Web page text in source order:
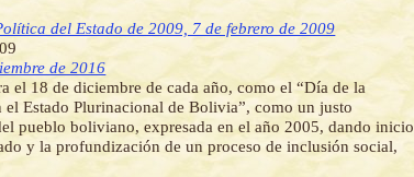
del Estado de 2009, 7 de febrero de 2009
de 2016
el 18 de diciembre de cada año, como el “Día de la
Estado Plurinacional de Bolivia”, como un justo
pueblo boliviano, expresada en el año 2005, dando inicio
y la profundización de un proceso de inclusión social,